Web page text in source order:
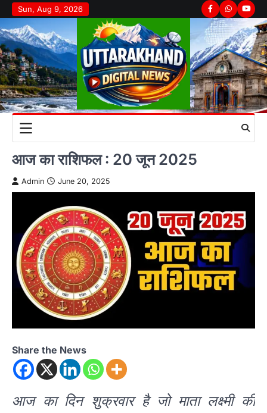
Skip
to
content
Sun, Aug 9, 2026 Facebook
Whatsapp
आज का राशिफल : 20 जून 2025
Admin June 20, 2025
Share the News
आज का दिन शुक्रवार है जो माता लक्ष्मी की